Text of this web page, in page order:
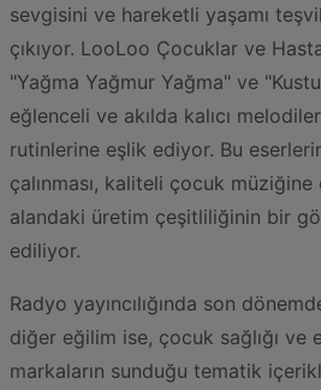
sevgisini ve hareketli yaşamı
çıkıyor. LooLoo Çocuklar ve
"Yağma Yağmur Yağma" ve
eğlenceli ve akılda kalıcı
rutinlerine eşlik ediyor. Bu
çalınması, kaliteli çocuk
alandaki üretim çeşitliliğinin bir
ediliyor.
Radyo yayıncılığında son
diğer eğilim ise, çocuk sağlığı ve
markaların sunduğu tematik